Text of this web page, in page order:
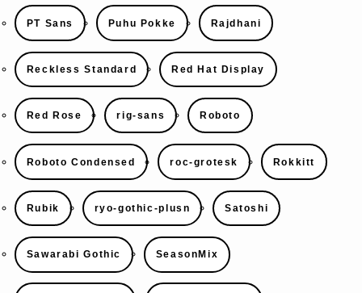
PT Sans Puhu Pokke Rajdhani
Reckless Standard Red Hat Display
Red Rose rig-sans Roboto
Roboto Condensed roc-grotesk Rokkitt
Rubik ryo-gothic-plusn Satoshi
Sawarabi Gothic SeasonMix